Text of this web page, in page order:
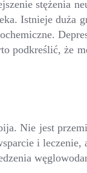
stężenia
Istnieje duża
że
Nie jest
i